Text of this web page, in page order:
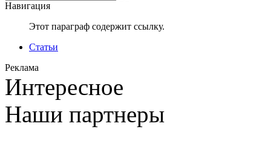
Навигация
Этот параграф содержит ссылку.
Статьи
Реклама
Интересное
Наши партнеры